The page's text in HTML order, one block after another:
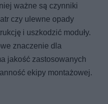
ważne są czynniki
czy ulewne opady
i uszkodzić moduły.
znaczenie dla
jakość zastosowanych
ekipy montażowej.